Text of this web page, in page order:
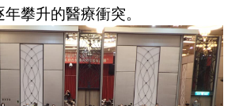
攀升的醫療衝突。